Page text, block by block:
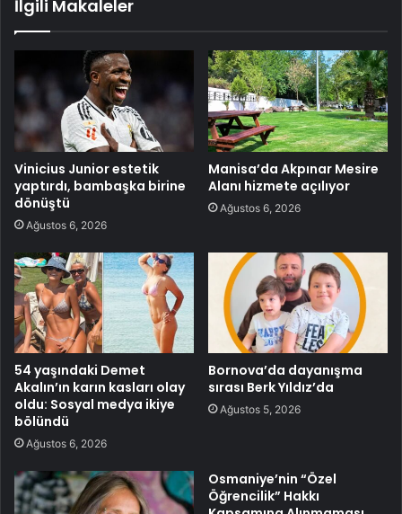
İlgili Makaleler
Vinicius Junior estetik
yaptırdı, bambaşka birine
dönüştü
Ağustos 6, 2026
Manisa’da Akpınar Mesire
Alanı hizmete açılıyor
Ağustos 6, 2026
54 yaşındaki Demet
Akalın’ın karın kasları olay
oldu: Sosyal medya ikiye
bölündü
Ağustos 6, 2026
Bornova’da dayanışma
sırası Berk Yıldız’da
Ağustos 5, 2026
Osmaniye’nin “Özel
Öğrencilik” Hakkı